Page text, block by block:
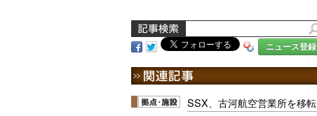
ニュース登録
SSX、古河航空営業所を移転